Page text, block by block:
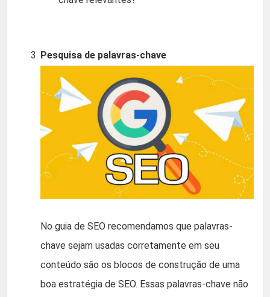
Pesquisa de palavras-chave
No guia de SEO recomendamos que palavras-
chave sejam usadas corretamente em seu
conteúdo são os blocos de construção de uma
boa estratégia de SEO. Essas palavras-chave não